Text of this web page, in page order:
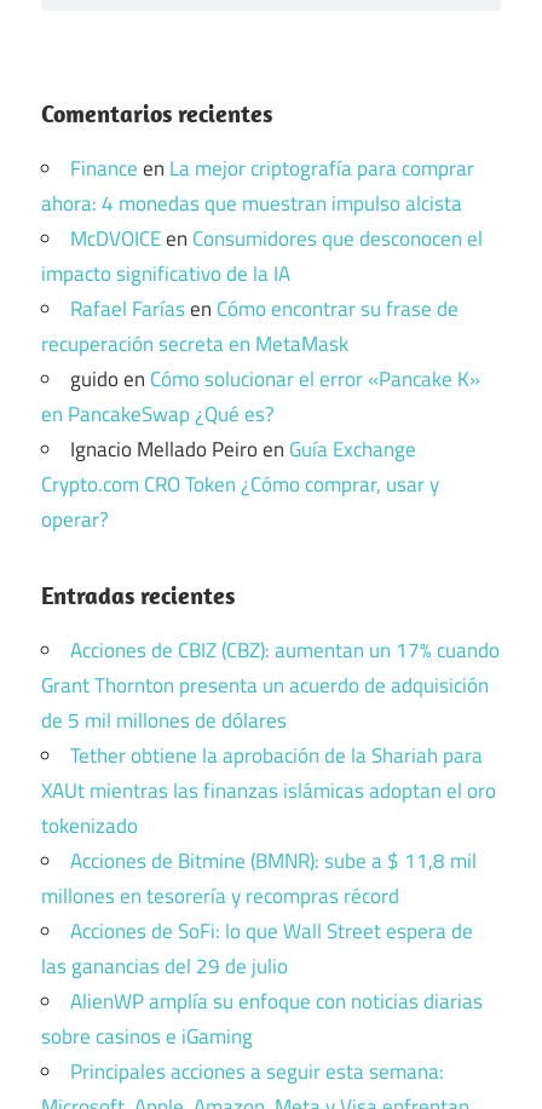
Comentarios recientes
Financeen La mejor criptografía para comprar
ahora: 4 monedas que muestran impulso alcista
McDVOICEen Consumidores que desconocen el
impacto significativo de la IA
Rafael Faríasen Cómo encontrar su frase de
recuperación secreta en MetaMask
guidoen Cómo solucionar el error «Pancake K»
en PancakeSwap ¿Qué es?
Ignacio Mellado Peiroen Guía Exchange
Crypto.com CRO Token ¿Cómo comprar, usar y
operar?
Entradas recientes
Acciones de CBIZ (CBZ): aumentan un 17% cuando
Grant Thornton presenta un acuerdo de adquisición
de 5 mil millones de dólares
Tether obtiene la aprobación de la Shariah para
XAUt mientras las finanzas islámicas adoptan el oro
tokenizado
Acciones de Bitmine (BMNR): sube a $ 11,8 mil
millones en tesorería y recompras récord
Acciones de SoFi: lo que Wall Street espera de
las ganancias del 29 de julio
AlienWP amplía su enfoque con noticias diarias
sobre casinos e iGaming
Principales acciones a seguir esta semana: